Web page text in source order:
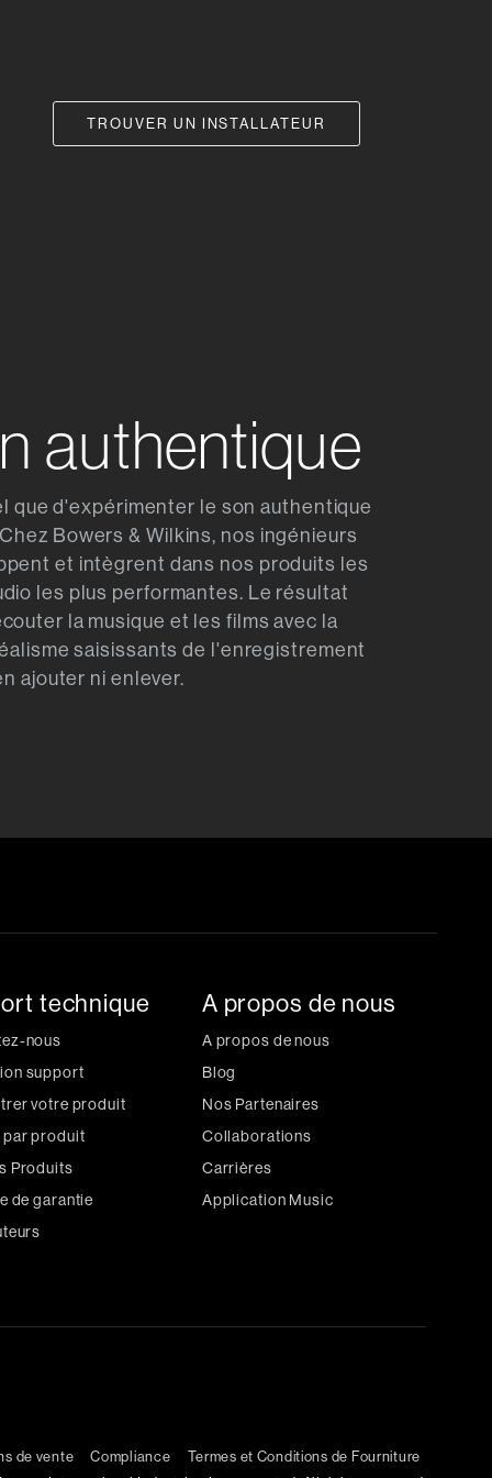
TROUVER UN INSTALLATEUR
authentique
que d'expérimenter le son authentique
Bowers & Wilkins, nos ingénieurs
et intègrent dans nos produits les
les plus performantes. Le résultat
la musique et les films avec la
saisissants de l'enregistrement
ajouter ni enlever.
technique
nous
support
votre produit
par produit
Produits
de garantie
A propos de nous
A propos de nous
Blog
Nos Partenaires
Collaborations
Carrières
Application Music
de vente Compliance
Termes et Conditions de Fourniture